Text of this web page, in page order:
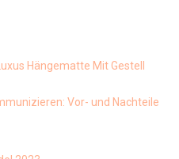
Hängematte Mit Gestell
Vor- und Nachteile